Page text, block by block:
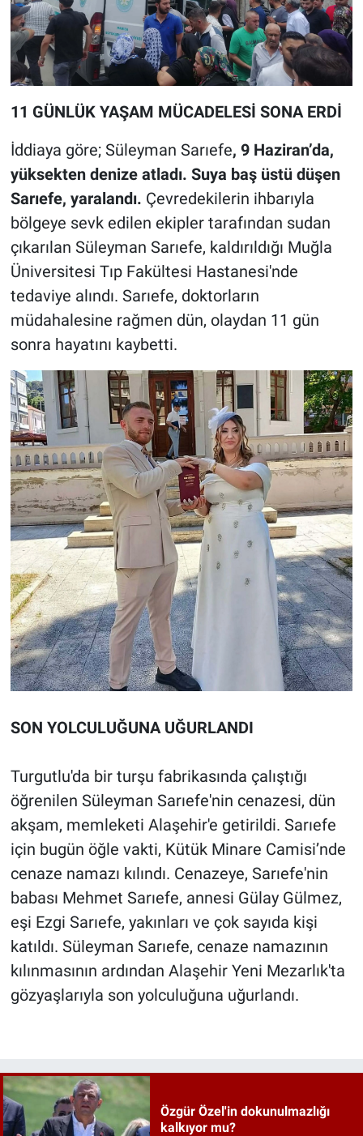
11 GÜNLÜK YAŞAM MÜCADELESİ SONA ERDİ
İddiaya göre; Süleyman Sarıefe, 9 Haziran’da,
yüksekten denize atladı. Suya baş üstü düşen
Sarıefe, yaralandı. Çevredekilerin ihbarıyla
bölgeye sevk edilen ekipler tarafından sudan
çıkarılan Süleyman Sarıefe, kaldırıldığı Muğla
Üniversitesi Tıp Fakültesi Hastanesi'nde
tedaviye alındı. Sarıefe, doktorların
müdahalesine rağmen dün, olaydan 11 gün
sonra hayatını kaybetti.
SON YOLCULUĞUNA UĞURLANDI
Turgutlu'da bir turşu fabrikasında çalıştığı
öğrenilen Süleyman Sarıefe'nin cenazesi, dün
akşam, memleketi Alaşehir'e getirildi. Sarıefe
için bugün öğle vakti, Kütük Minare Camisi’nde
cenaze namazı kılındı. Cenazeye, Sarıefe'nin
babası Mehmet Sarıefe, annesi Gülay Gülmez,
eşi Ezgi Sarıefe, yakınları ve çok sayıda kişi
katıldı. Süleyman Sarıefe, cenaze namazının
kılınmasının ardından Alaşehir Yeni Mezarlık'ta
gözyaşlarıyla son yolculuğuna uğurlandı.
Özgür Özel'in dokunulmazlığı
kalkıyor mu?